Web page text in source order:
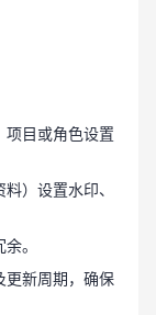
项目或角色设置
）设置水印、
。
更新周期，确保